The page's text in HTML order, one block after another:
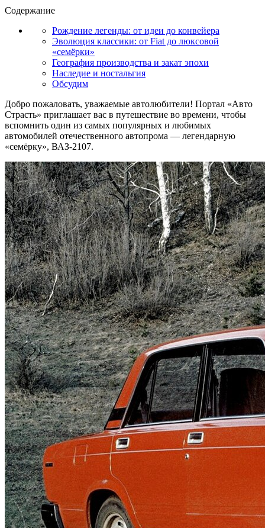
Содержание
Рождение легенды: от идеи до конвейера
Эволюция классики: от Fiat до люксовой
«семёрки»
География производства и закат эпохи
Наследие и ностальгия
Обсудим
Добро пожаловать, уважаемые автолюбители! Портал «Авто
Страсть» приглашает вас в путешествие во времени, чтобы
вспомнить один из самых популярных и любимых
автомобилей отечественного автопрома — легендарную
«семёрку», ВАЗ-2107.